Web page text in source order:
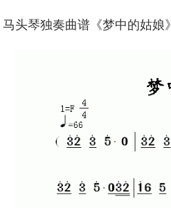
马头琴独奏曲谱《梦中的姑娘》